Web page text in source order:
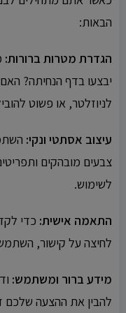
הבאות:
הגדרת מטרות ברורות:
יבצעו בדף הנחיתה?
לניוזלטר, או פשוט
עיצוב אסתטי ונקי:
צבעים מובהקים
לשימוש.
התאמה אישית: כדי
לחיצה על קישור,
מידע ברור ומשתמש:
להבין את ההצעה שלכם